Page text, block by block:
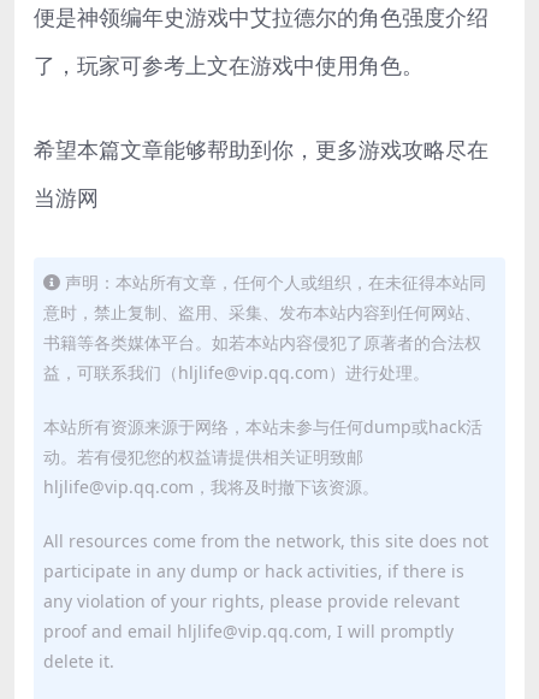
便是神领编年史游戏中艾拉德尔的角色强度介绍
了，玩家可参考上文在游戏中使用角色。
希望本篇文章能够帮助到你，更多游戏攻略尽在
当游网
声明：本站所有文章，任何个人或组织，在未征得本站同
意时，禁止复制、盗用、采集、发布本站内容到任何网站、
书籍等各类媒体平台。如若本站内容侵犯了原著者的合法权
益，可联系我们（hljlife@vip.qq.com）进行处理。
本站所有资源来源于网络，本站未参与任何dump或hack活
动。若有侵犯您的权益请提供相关证明致邮
hljlife@vip.qq.com，我将及时撤下该资源。
All resources come from the network, this site does not
participate in any dump or hack activities, if there is
any violation of your rights, please provide relevant
proof and email hljlife@vip.qq.com, I will promptly
delete it.